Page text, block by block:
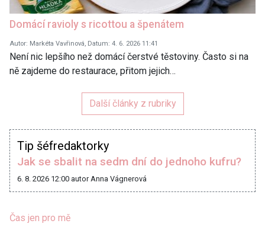
Domácí ravioly s ricottou a špenátem
Autor: Markéta Vavřinová, Datum: 4. 6. 2026 11:41
Není nic lepšího než domácí čerstvé těstoviny. Často si na
ně zajdeme do restaurace, přitom jejich…
Další články z rubriky
Tip šéfredaktorky
Jak se sbalit na sedm dní do jednoho kufru?
6. 8. 2026 12:00 autor Anna Vágnerová
Čas jen pro mě